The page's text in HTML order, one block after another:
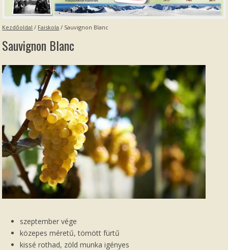
Kezdőoldal / Faiskola / Sauvignon Blanc
Sauvignon Blanc
szeptember vége
közepes méretű, tömött fürtű
kissé rothad, zöld munka igényes